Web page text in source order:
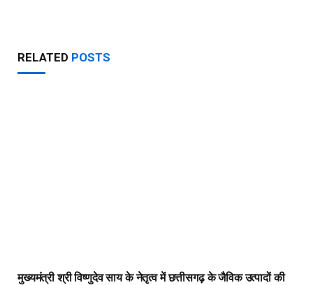
RELATED POSTS
मुख्यमंत्री श्री विष्णुदेव साय के नेतृत्व में छत्तीसगढ़ के जैविक उत्पादों की